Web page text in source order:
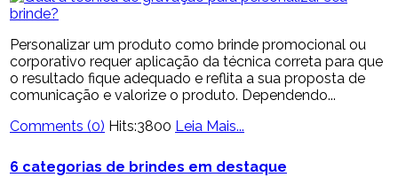
Personalizar um produto como brinde promocional ou
corporativo requer aplicação da técnica correta para que
o resultado fique adequado e reflita a sua proposta de
comunicação e valorize o produto. Dependendo...
Comments (0) Hits:3800 Leia Mais...
6 categorias de brindes em destaque